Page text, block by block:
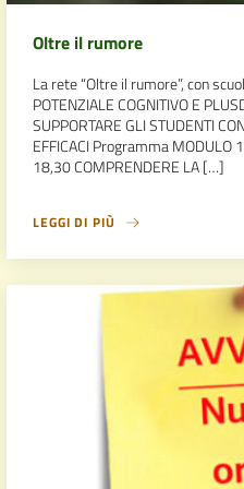
Oltre il rumore
La rete “Oltre il rumore”, con
POTENZIALE COGNITIVO E
SUPPORTARE GLI STUDENTI
EFFICACI Programma
18,30 COMPRENDERE LA […]
LEGGI DI PIÙ